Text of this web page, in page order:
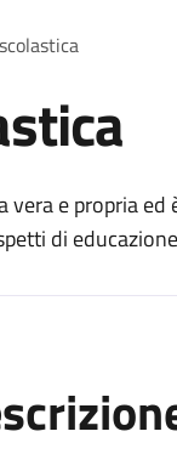
e propria ed
di